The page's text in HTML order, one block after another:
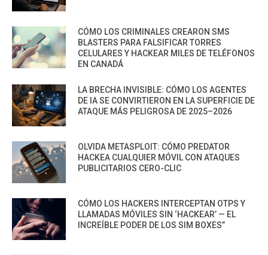
CÓMO LOS CRIMINALES CREARON SMS
BLASTERS PARA FALSIFICAR TORRES
CELULARES Y HACKEAR MILES DE TELÉFONOS
EN CANADÁ
LA BRECHA INVISIBLE: CÓMO LOS AGENTES
DE IA SE CONVIRTIERON EN LA SUPERFICIE DE
ATAQUE MÁS PELIGROSA DE 2025–2026
OLVIDA METASPLOIT: CÓMO PREDATOR
HACKEA CUALQUIER MÓVIL CON ATAQUES
PUBLICITARIOS CERO-CLIC
CÓMO LOS HACKERS INTERCEPTAN OTPS Y
LLAMADAS MÓVILES SIN ‘HACKEAR’ — EL
INCREÍBLE PODER DE LOS SIM BOXES”